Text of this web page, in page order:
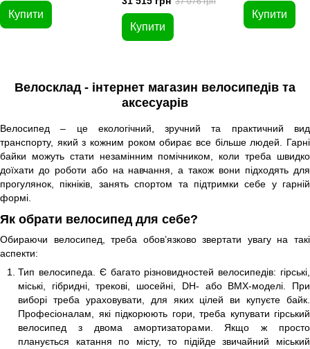
Купити
Купити
Купити
Велосклад - інтернет магазин велосипедів та
аксесуарів
Велосипед – це екологічний, зручний та практичний вид
транспорту, який з кожним роком обирає все більше людей. Гарні
байки можуть стати незамінним помічником, коли треба швидко
доїхати до роботи або на навчання, а також вони підходять для
прогулянок, пікніків, занять спортом та підтримки себе у гарній
формі.
Як обрати велосипед для себе?
Обираючи велосипед, треба обов’язково звертати увагу на такі
аспекти:
Тип велосипеда. Є багато різновидностей велосипедів: гірські,
міські, гібридні, трекові, шосейні, DH- або BMX-моделі. При
виборі треба ураховувати, для яких цілей ви купуєте байк.
Професіоналам, які підкорюють гори, треба купувати гірський
велосипед з двома амортизаторами. Якщо ж просто
планується катання по місту, то підійде звичайний міський